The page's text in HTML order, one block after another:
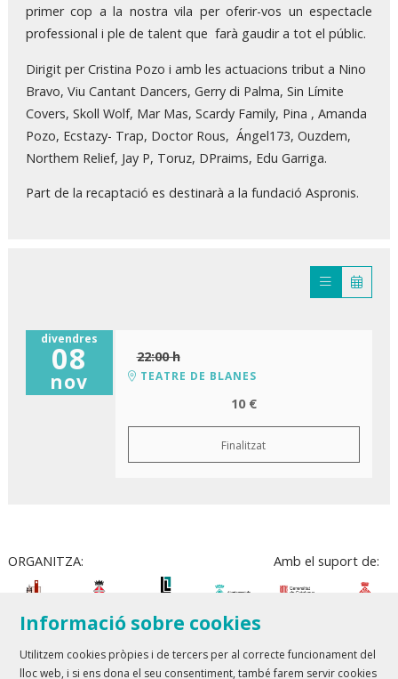
primer cop a la nostra vila per oferir-vos un espectacle
professional i ple de talent que farà gaudir a tot el públic.
Dirigit per Cristina Pozo i amb les actuacions tribut a Nino
Bravo, Viu Cantant Dancers, Gerry di Palma, Sin Límite
Covers, Skoll Wolf, Mar Mas, Scardy Family, Pina , Amanda
Pozo, Ecstazy- Trap, Doctor Rous, Ángel173, Ouzdem,
Northem Relief, Jay P, Toruz, DPraims, Edu Garriga.
Part de la recaptació es destinarà a la fundació Aspronis.
divendres
08
nov
22:00 h
TEATRE DE BLANES
10 €
Finalitzat
ORGANITZA: Amb el suport de:
Informació sobre cookies
Utilitzem cookies pròpies i de tercers per al correcte funcionament del
lloc web, i si ens dona el seu consentiment, també farem servir cookies